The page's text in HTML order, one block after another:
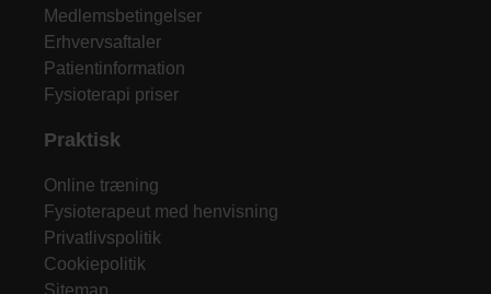
Medlemsbetingelser
Erhvervsaftaler
Patientinformation
Fysioterapi priser
Praktisk
Online træning
Fysioterapeut med henvisning
Privatlivspolitik
Cookiepolitik
Sitemap